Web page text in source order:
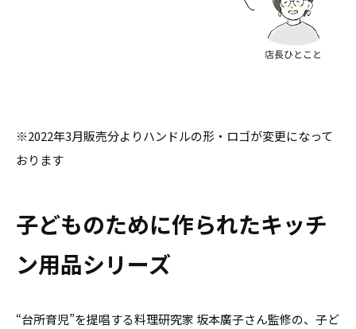
※2022年3月販売分よりハンドルの形・ロゴが変更になって
おります
子どものために作られたキッチ
ン用品シリーズ
“台所育児”を提唱する料理研究家 坂本廣子さん監修の、子ど